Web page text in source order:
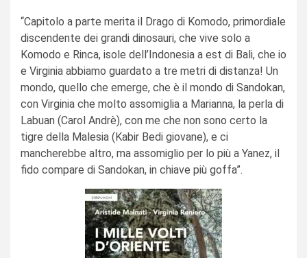
“Capitolo a parte merita il Drago di Komodo, primordiale
discendente dei grandi dinosauri, che vive solo a
Komodo e Rinca, isole dell’Indonesia a est di Bali, che io
e Virginia abbiamo guardato a tre metri di distanza! Un
mondo, quello che emerge, che è il mondo di Sandokan,
con Virginia che molto assomiglia a Marianna, la perla di
Labuan (Carol Andrè), con me che non sono certo la
tigre della Malesia (Kabir Bedi giovane), e ci
mancherebbe altro, ma assomiglio per lo più a Yanez, il
fido compare di Sandokan, in chiave più goffa”.